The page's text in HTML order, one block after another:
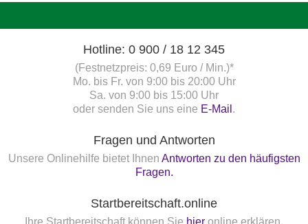
Hotline: 0 900 / 18 12 345
(Festnetzpreis: 0,69 Euro / Min.)*
Mo. bis Fr. von 9:00 bis 20:00 Uhr
Sa. von 9:00 bis 15:00 Uhr
oder senden Sie uns eine E-Mail .
Fragen und Antworten
Unsere Onlinehilfe bietet Ihnen Antworten zu den häufigsten
Fragen.
Startbereitschaft.online
Ihre Startbereitschaft können Sie hier online erklären.